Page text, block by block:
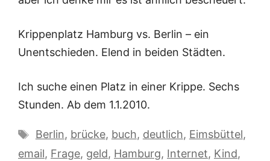
Krippenplatz Hamburg vs. Berlin – ein
Unentschieden. Elend in beiden Städten.
Ich suche einen Platz in einer Krippe. Sechs
Stunden. Ab dem 1.1.2010.
Schlagwörter
Berlin, brücke, buch, deutlich, Eimsbüttel,
email, Frage, geld, Hamburg, Internet, Kind,